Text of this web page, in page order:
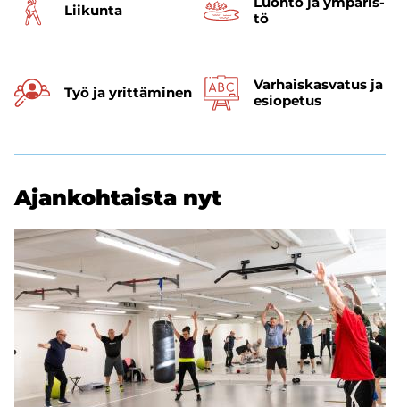
Lii­kun­ta
tö
Työ ja yrit­tä­mi­nen
Varhais­kasvatus ja
esi­opetus
Ajan­koh­tais­ta nyt